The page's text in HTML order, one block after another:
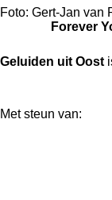
Foto:
Forever
Geluiden uit Oost
Met steun van: